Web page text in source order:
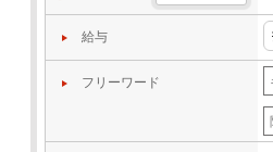
給与
フリーワード